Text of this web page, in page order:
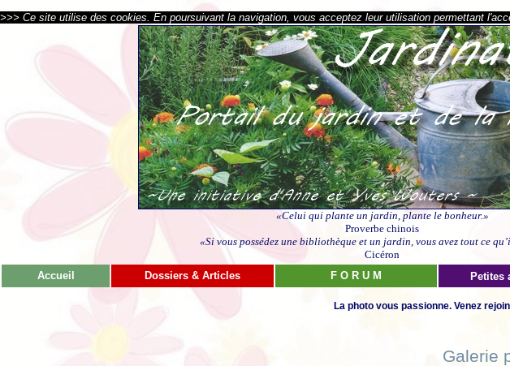
>>> Ce site utilise des cookies. En poursuivant la navigation, vous acceptez leur utilisation permettant
«Celui qui plante un jardin, plante le bonheur.»
Proverbe chinois
«Si vous possédez une bibliothèque et un jardin, vous avez tout ce
Cicéron
Accueil
Dossiers & Articles F O R U M Petites
La photo vous passionne. Venez
Galerie